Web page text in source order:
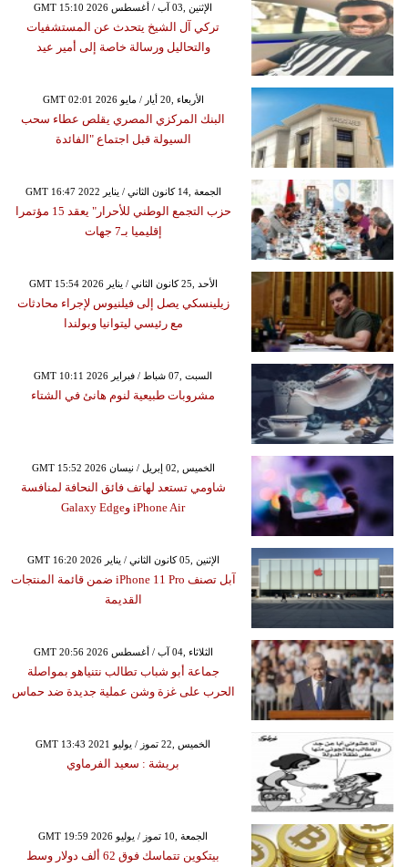
GMT 15:10 2026 الإثنين ,03 آب / أغسطس
تركي آل الشيخ يتحدث عن المستشفيات
والتحاليل ورسالة خاصة إلى أمير عيد
GMT 02:01 2026 الأربعاء ,20 أيار / مايو
البنك المركزي المصري يقلص عطاء سحب
السيولة قبل اجتماع "الفائدة
GMT 16:47 2022 الجمعة ,14 كانون الثاني / يناير
حزب التجمع الوطني للأحرار" يعقد 15 مؤتمرا
إقليميا بـ7 جهات
GMT 15:54 2026 الأحد ,25 كانون الثاني / يناير
زيلينسكي يصل إلى فيلنيوس لإجراء محادثات
مع رئيسي ليتوانيا وبولندا
GMT 10:11 2026 السبت ,07 شباط / فبراير
مشروبات طبيعية لنوم هانئ في الشتاء
GMT 15:52 2026 الخميس ,02 إبريل / نيسان
شاومي تستعد لهاتف فائق النحافة لمنافسة
iPhone Air وGalaxy Edge
GMT 16:20 2026 الإثنين ,05 كانون الثاني / يناير
آبل تصنف iPhone 11 Pro ضمن قائمة المنتجات
القديمة
GMT 20:56 2026 الثلاثاء ,04 آب / أغسطس
جماعة أبو شباب تطالب نتنياهو بمواصلة
الحرب على غزة وشن عملية جديدة ضد حماس
GMT 13:43 2021 الخميس ,22 تموز / يوليو
بريشة : سعيد الفرماوي
GMT 19:59 2026 الجمعة ,10 تموز / يوليو
بيتكوين تتماسك فوق 62 ألف دولار وسط